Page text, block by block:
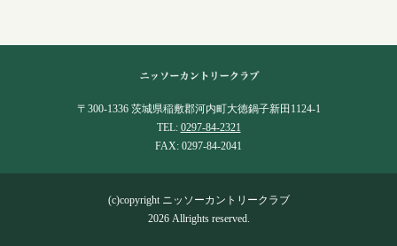
〒300-1336 茨城県稲敷郡河内町大徳鍋子新田1124-1
TEL: 0297-84-2321
FAX: 0297-84-2041
(c)copyright ニッソーカントリークラブ
2026 Allrights reserved.